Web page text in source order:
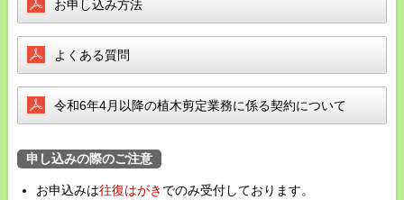
お申し込み方法
よくある質問
令和6年4月以降の植木剪定業務に係る契約について
申し込みの際のご注意
お申込みは往復はがき でのみ受付しております。